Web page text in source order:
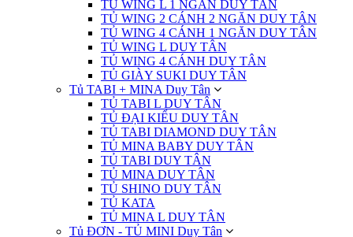
TỦ WING L 1 NGĂN DUY TÂN
TỦ WING 2 CÁNH 2 NGĂN DUY TÂN
TỦ WING 4 CÁNH 1 NGĂN DUY TÂN
TỦ WING L DUY TÂN
TỦ WING 4 CÁNH DUY TÂN
TỦ GIÀY SUKI DUY TÂN
Tủ TABI + MINA Duy Tân
TỦ TABI L DUY TÂN
TỦ ĐẠI KIỂU DUY TÂN
TỦ TABI DIAMOND DUY TÂN
TỦ MINA BABY DUY TÂN
TỦ TABI DUY TÂN
TỦ MINA DUY TÂN
TỦ SHINO DUY TÂN
TỦ KATA
TỦ MINA L DUY TÂN
Tủ ĐƠN - TỦ MINI Duy Tân